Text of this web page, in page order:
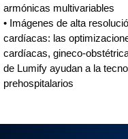
armónicas multivariables
• Imágenes de alta
cardíacas: las
cardíacas, gineco-
de Lumify ayudan a la
prehospitalarios